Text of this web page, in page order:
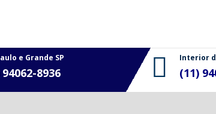
e Grande SP
8936  Interior
(11)